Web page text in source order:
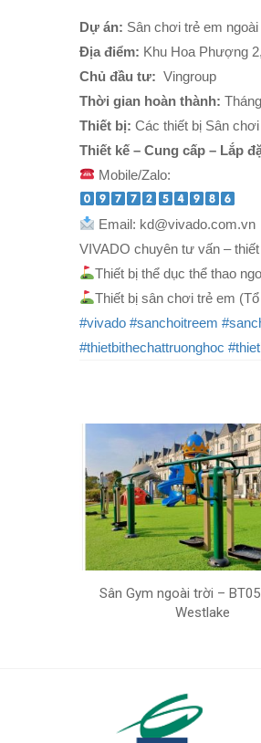
Dự án: Sân chơi trẻ em
Địa điểm: Khu Hoa Phượng
Chủ đầu tư: Vingroup
Thời gian hoàn thành:
Thiết bị: Các thiết bị Sân
Thiết kế – Cung cấp – Lắp
Mobile/Zalo:
Email: kd@vivado.com.vn
VIVADO chuyên tư vấn –
Thiết bị thể dục thể thao
Thiết bị sân chơi trẻ em
#vivado #sanchoitreem
#thietbithechattruonghoc
Sân Gym ngoài trời –
Westlake